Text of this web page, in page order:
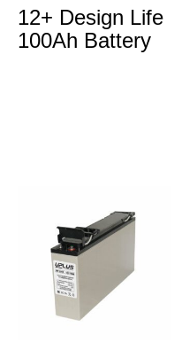
12+ Design Life
100Ah Battery